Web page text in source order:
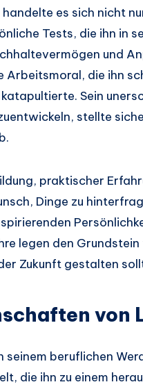
es sich nicht
Tests, die ihn in
und
Arbeitsmoral, die ihn
Sein
stellte
praktischer
Dinge zu
legen den
Zukunft gestalten
von
seinem beruflichen
die ihn zu einem